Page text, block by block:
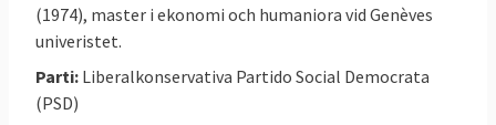
(1974), master i ekonomi och humaniora vid Genèves
univeristet.
Parti: Liberalkonservativa Partido Social Democrata
(PSD)